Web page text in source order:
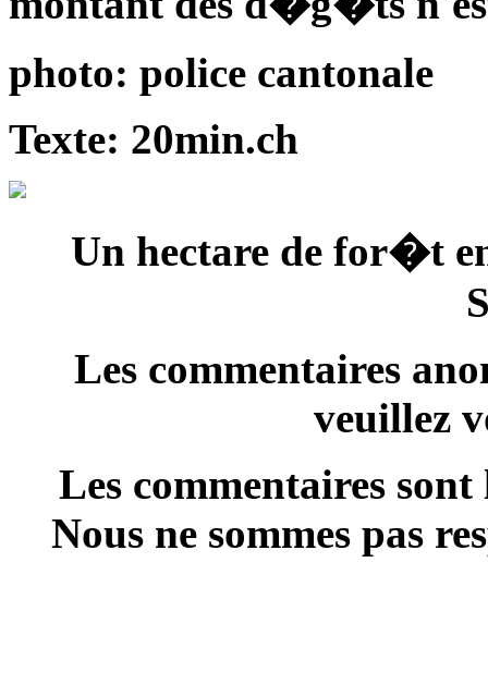
photo: police cantonale
Texte: 20min.ch
Un hectare de for�t
Les commentaires
veuillez
Les commentaires
Nous ne sommes pas